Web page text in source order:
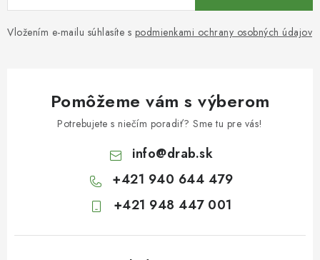
Vložením e-mailu súhlasíte s podmienkami ochrany osobných údajov
Pomôžeme vám s výberom
Potrebujete s niečím poradiť? Sme tu pre vás!
info@drab.sk
+421 940 644 479
+421 948 447 001